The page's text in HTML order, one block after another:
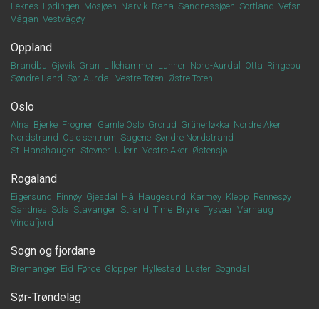
Leknes Lødingen Mosjøen Narvik Rana Sandnessjøen Sortland Vefsn
Vågan Vestvågøy
Oppland
Brandbu Gjøvik Gran Lillehammer Lunner Nord-Aurdal Otta Ringebu
Søndre Land Sør-Aurdal Vestre Toten Østre Toten
Oslo
Alna Bjerke Frogner Gamle Oslo Grorud Grünerløkka Nordre Aker
Nordstrand Oslo sentrum Sagene Søndre Nordstrand
St. Hanshaugen Stovner Ullern Vestre Aker Østensjø
Rogaland
Eigersund Finnøy Gjesdal Hå Haugesund Karmøy Klepp Rennesøy
Sandnes Sola Stavanger Strand Time Bryne Tysvær Varhaug
Vindafjord
Sogn og fjordane
Bremanger Eid Førde Gloppen Hyllestad Luster Sogndal
Sør-Trøndelag